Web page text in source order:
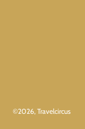
©2026, Travelcircus